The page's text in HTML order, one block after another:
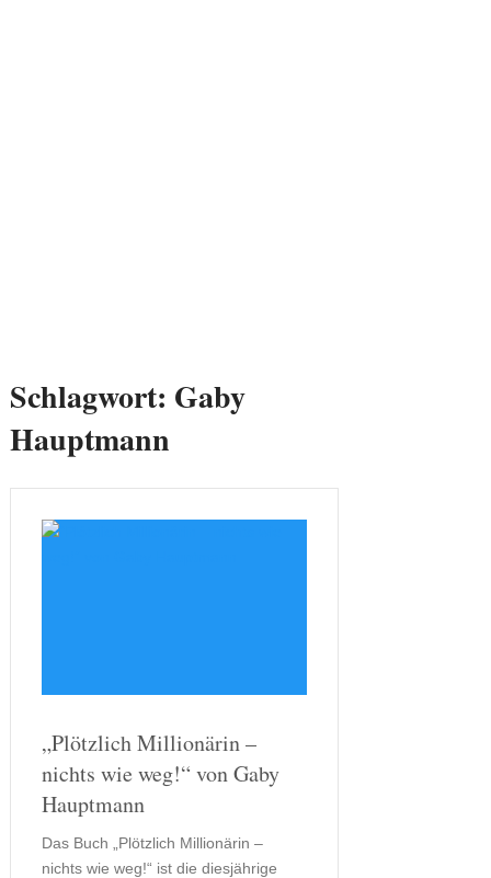
Schlagwort: Gaby
Hauptmann
„Plötzlich Millionärin –
nichts wie weg!“ von Gaby
Hauptmann
Das Buch „Plötzlich Millionärin –
nichts wie weg!“ ist die diesjährige